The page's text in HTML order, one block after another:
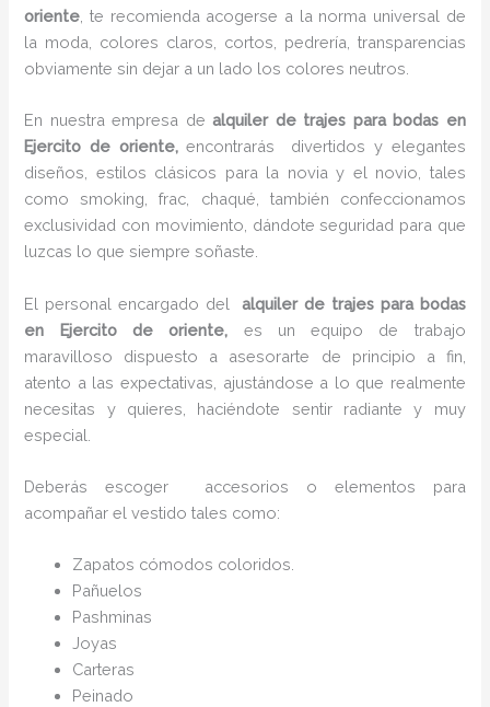
oriente , te recomienda acogerse a la norma universal de
la moda, colores claros, cortos, pedrería, transparencias
obviamente sin dejar a un lado los colores neutros.
En nuestra empresa dealquiler de trajes para bodas en
Ejercito de oriente,encontrarás
divertidos y elegantes
diseños, estilos clásicos para la novia y el novio, tales
como smoking, frac, chaqué, también confeccionamos
exclusividad con movimiento, dándote seguridad para que
luzcas lo que siempre soñaste.
El personal encargado delalquiler de trajes para bodas
en Ejercito de oriente, es un equipo de trabajo
maravilloso dispuesto a asesorarte de principio a fin,
atento a las expectativas, ajustándose a lo que realmente
necesitas y quieres, haciéndote sentir radiante y muy
especial.
Deberás escoger accesorios o elementos para
acompañar el vestido tales como:
Zapatos cómodos coloridos.
Pañuelos
Pashminas
Joyas
Carteras
Peinado